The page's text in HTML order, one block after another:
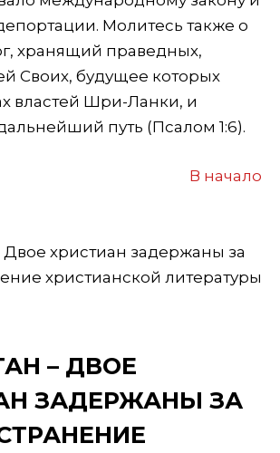
Молитесь также о
хранящий праведных,
Своих, будущее которых
властей Шри-Ланки, и
путь (Псалом 1:6).
В начало
– ДВОЕ
ЗАДЕРЖАНЫ ЗА